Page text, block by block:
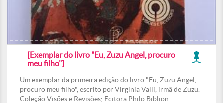
[Exemplar do livro "Eu, Zuzu Angel, procuro
meu filho"]
Um exemplar da primeira edição do livro "Eu, Zuzu Angel,
procuro meu filho", escrito por Virgínia Valli, irmã de Zuzu.
Coleção Visões e Revisões; Editora Philo Biblion